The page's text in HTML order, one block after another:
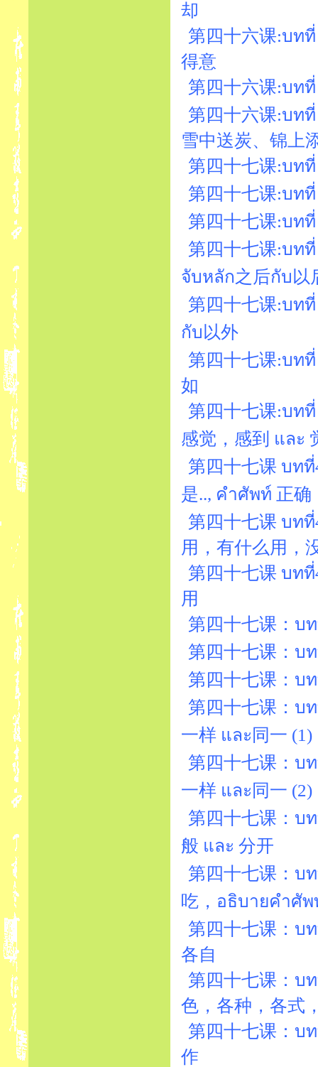
却
第四十六课:บท
得意
第四十六课:บท
第四十六课:บท
雪中送炭、锦上
第四十七课:บท
第四十七课:บท
第四十七课:บท
第四十七课:บท
จับหลัก之后กับ以
第四十七课:บท
กับ以外
第四十七课:บท
如
第四十七课:บท
感觉，感到 และ
第四十七课 บท
是.., คำศัพท์ 正确
第四十七课 บท
用，有什么用，
第四十七课 บท
用
第四十七课：บ
第四十七课：บ
第四十七课：บ
第四十七课：บ
一样 และ同一 (1)
第四十七课：บ
一样 และ同一 (2)
第四十七课：บ
般 และ 分开
第四十七课：บ
吃，อธิบายคำศัพ
第四十七课：บ
各自
第四十七课：บ
色，各种，各式
第四十七课：บ
作